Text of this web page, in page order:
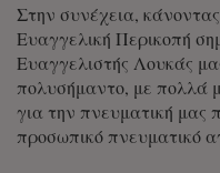
Στην συνέχεια,
Ευαγγελική Περικοπή
Ευαγγελιστής Λουκάς
πολυσήμαντο, με πολλά
για την πνευματική μας
προσωπικό πνευματικό